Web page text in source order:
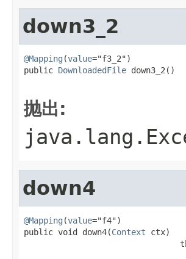
down3_2
@Mapping (value="f3_2")
public DownloadedFile down3_2()
抛出:
down4
@Mapping (value="f4")
public void down4(Context ctx)